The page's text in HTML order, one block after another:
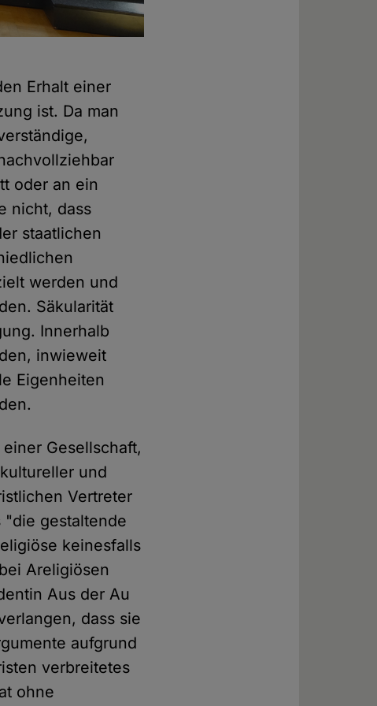
Erhalt einer
ist. Da man
oder an ein
nicht, dass
staatlichen
werden und
Säkularität
Innerhalb
inwieweit
Eigenheiten
Gesellschaft,
und
Vertreter
"die gestaltende
keinesfalls
Areligiösen
Aus der Au
dass sie
aufgrund
verbreitetes
ohne